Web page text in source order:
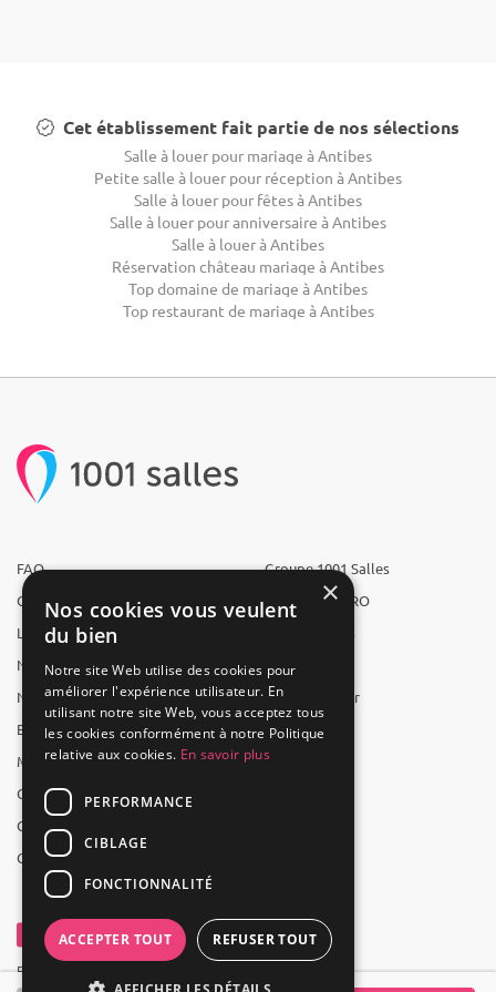
Cet établissement fait partie de nos sélections
Salle à louer pour mariage à Antibes
Petite salle à louer pour réception à Antibes
Salle à louer pour fêtes à Antibes
Salle à louer pour anniversaire à Antibes
Salle à louer à Antibes
Réservation château mariage à Antibes
Top domaine de mariage à Antibes
Top restaurant de mariage à Antibes
FAQ
Qui sommes-nous ?
L'équipe
Nous recrutons
Nos partenaires
Espace presse
Mentions légales
CGV
CGU
Contact
Groupe 1001 Salles
1001 Salles PRO
1001 Traiteurs
1001 Artistes
Reserverunbar
MP2
Powered by Groupe 1001Salles
×
Nos cookies vous veulent
du bien
Notre site Web utilise des cookies pour
améliorer l'expérience utilisateur. En
utilisant notre site Web, vous acceptez tous
les cookies conformément à notre Politique
relative aux cookies. En savoir plus
PERFORMANCE
CIBLAGE
FONCTIONNALITÉ
ACCEPTER TOUT REFUSER TOUT